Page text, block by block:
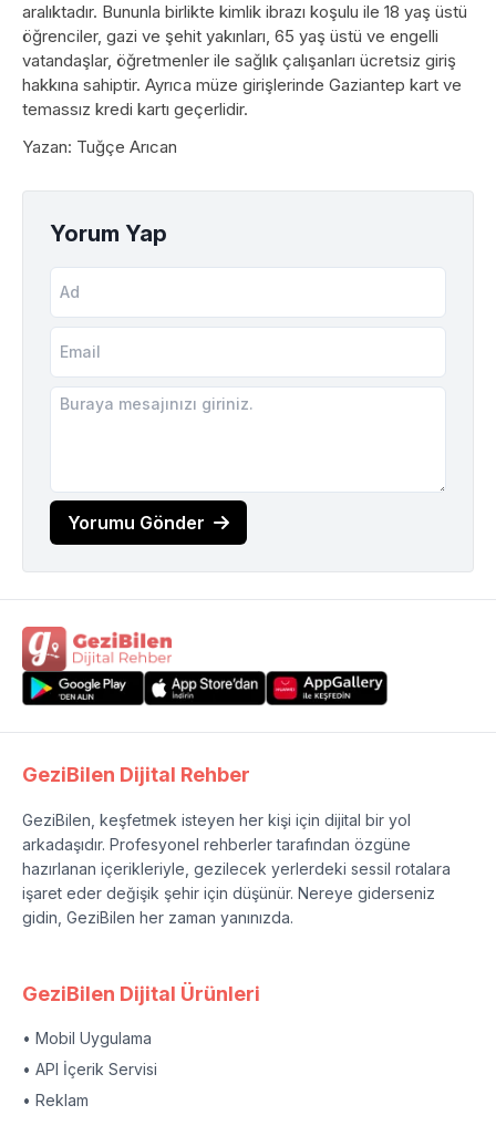
aralıktadır. Bununla birlikte kimlik ibrazı koşulu ile 18 yaş üstü
öğrenciler, gazi ve şehit yakınları, 65 yaş üstü ve engelli
vatandaşlar, öğretmenler ile sağlık çalışanları ücretsiz giriş
hakkına sahiptir. Ayrıca müze girişlerinde Gaziantep kart ve
temassız kredi kartı geçerlidir.
Yazan: Tuğçe Arıcan
Yorum Yap
Yorumu Gönder
GeziBilen Dijital Rehber
GeziBilen, keşfetmek isteyen her kişi için dijital bir yol
arkadaşıdır. Profesyonel rehberler tarafından özgüne
hazırlanan içerikleriyle, gezilecek yerlerdeki sessil rotalara
işaret eder değişik şehir için düşünür. Nereye giderseniz
gidin, GeziBilen her zaman yanınızda.
GeziBilen Dijital Ürünleri
• Mobil Uygulama
• API İçerik Servisi
• Reklam